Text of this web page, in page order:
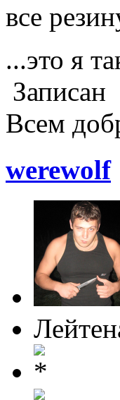
все
...это я
Записан
Всем
werewolf